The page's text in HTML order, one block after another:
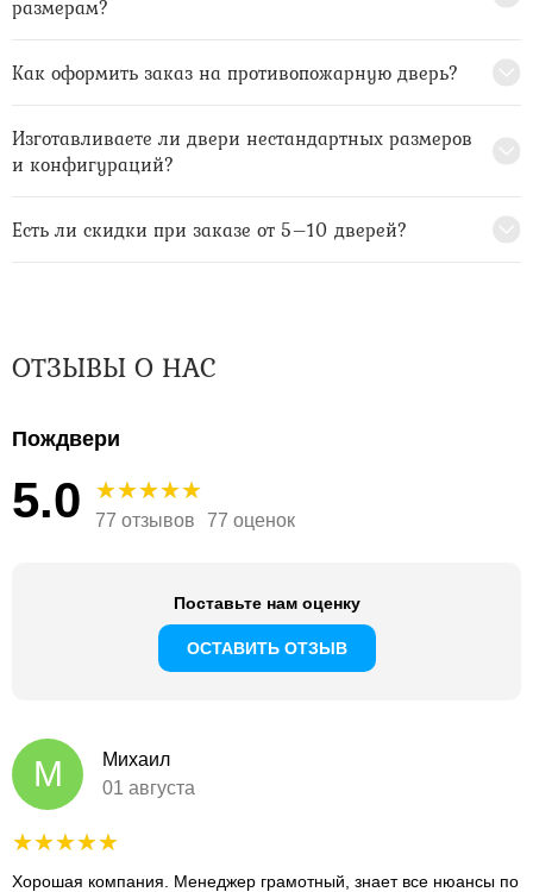
размерам?
Как оформить заказ на противопожарную дверь?
Изготавливаете ли двери нестандартных размеров
и конфигураций?
Есть ли скидки при заказе от 5–10 дверей?
ОТЗЫВЫ О НАС
Пождвери
5.0 77 отзывов 77 оценок
Поставьте нам оценку
ОСТАВИТЬ ОТЗЫВ
М
Михаил
01 августа
Хорошая компания. Менеджер грамотный, знает все нюансы по